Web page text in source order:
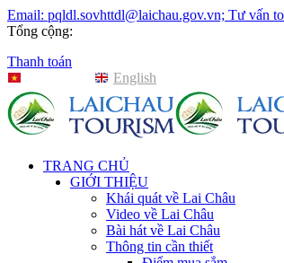
Email: pqldl.sovhttdl@laichau.gov.vn; Tư vấn
Tổng cộng:
Thanh toán
English
TRANG CHỦ
GIỚI THIỆU
Khái quát về Lai Châu
Video về Lai Châu
Bài hát về Lai Châu
Thông tin cần thiết